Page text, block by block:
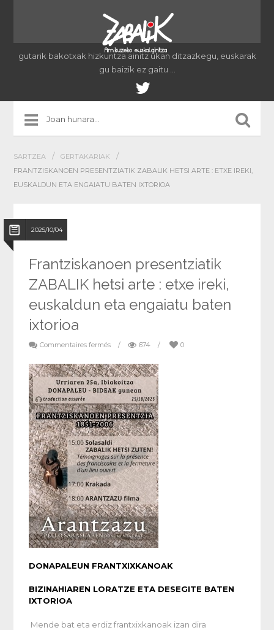
gutarik bakotxak hizkuntza ainitz ukan ditzazkegu, euskarak
gu baizik ez gaitu …
SARTZEA / GERTAKARIAK /
FRANTZISKANOEN PRESENTZIATIK ZABALIK HETSI ARTE : ETXE IREKI,
EUSKALDUN ETA ENGAIATU BATEN IXTORIOA
2025/10/04
Frantziskanoen presentziatik
ZABALIK hetsi arte : etxe ireki,
euskaldun eta engaiatu baten
ixtorioa
Commentaires fermés / 674 / 0
DONAPALEUN FRANTXIXKANOAK
BIZINAHIAREN LORATZE ETA DESEGITE BATEN
IXTORIOA
Mende bat eta erdiz frantxixkanoak izan dira